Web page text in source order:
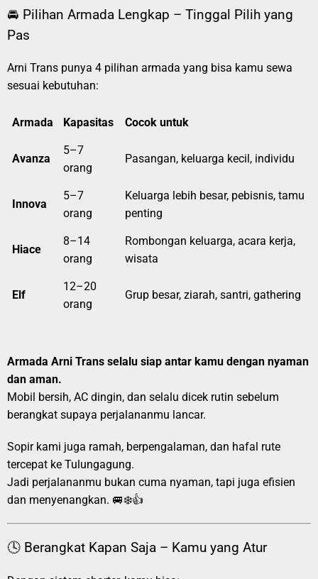
🚘 Pilihan Armada Lengkap – Tinggal Pilih yang
Pas
Arni Trans punya 4 pilihan armada yang bisa kamu sewa
sesuai kebutuhan:
Armada Kapasitas Cocok untuk
Avanza
5–7
orang
Pasangan, keluarga kecil, individu
Innova
5–7
orang
Keluarga lebih besar, pebisnis, tamu
penting
Hiace
8–14
orang
Rombongan keluarga, acara kerja,
wisata
Elf
12–20
orang
Grup besar, ziarah, santri, gathering
Armada Arni Trans selalu siap antar kamu dengan nyaman
dan aman.
Mobil bersih, AC dingin, dan selalu dicek rutin sebelum
berangkat supaya perjalananmu lancar.
Sopir kami juga ramah, berpengalaman, dan hafal rute
tercepat ke Tulungagung.
Jadi perjalananmu bukan cuma nyaman, tapi juga efisien
dan menyenangkan. 🚐❄️👍
🕓 Berangkat Kapan Saja – Kamu yang Atur